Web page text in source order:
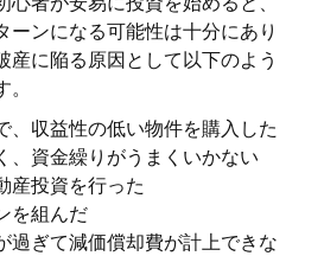
ーンになる可能性は十分にあり
産に陥る原因として以下のよう
、収益性の低い物件を購入した
、資金繰りがうまくいかない
産投資を行った
を組んだ
過ぎて減価償却費が計上できな